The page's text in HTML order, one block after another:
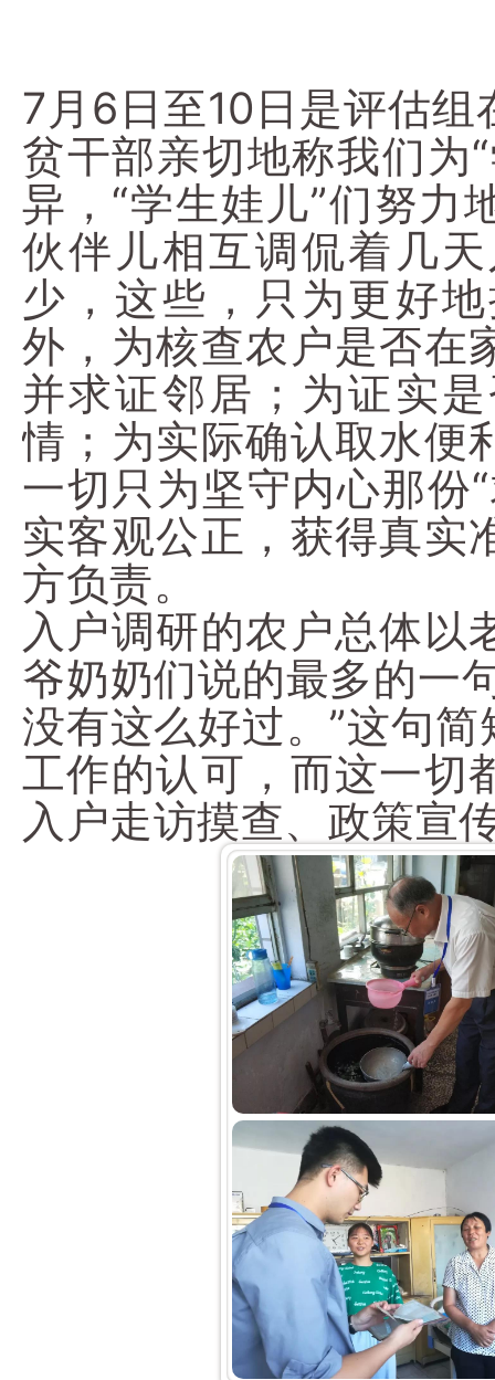
7月6日至10日是评估
贫干部亲切地称我们为
异，“学生娃儿”们努力
伙伴儿相互调侃着几
少，这些，只为更好
外，为核查农户是否在
并求证邻居；为证实
情；为实际确认取水便
一切只为坚守内心那份
实客观公正，获得真实
方负责。
入户调研的农户总体以
爷奶奶们说的最多的一
没有这么好过。”这句
工作的认可，而这一切
入户走访摸查、政策宣